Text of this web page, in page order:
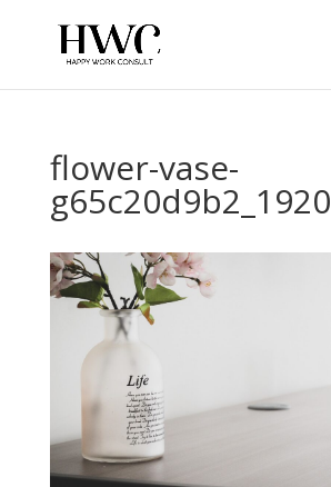
flower-vase-
g65c20d9b2_1920